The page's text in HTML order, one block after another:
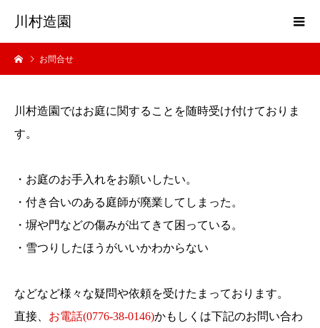
川村造園
お問合せ
川村造園ではお庭に関することを随時受け付けておりま
す。
・お庭のお手入れをお願いしたい。
・付き合いのある庭師が廃業してしまった。
・塀や門などの傷みが出てきて困っている。
・雪つりしたほうがいいかわからない
などなど様々な疑問や依頼を受けたまっております。
直接、 お電話(0776-38-0146)かもしくは下記のお問い合わ